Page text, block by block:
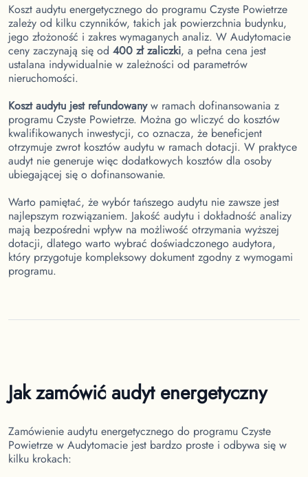
Koszt audytu energetycznego do programu Czyste Powietrze
zależy od kilku czynników, takich jak powierzchnia budynku,
jego złożoność i zakres wymaganych analiz. W Audytomacie
ceny zaczynają się od 400 zł zaliczki, a pełna cena jest
ustalana indywidualnie w zależności od parametrów
nieruchomości.
Koszt audytu jest refundowanyw ramach dofinansowania z
programu Czyste Powietrze. Można go wliczyć do kosztów
kwalifikowanych inwestycji, co oznacza, że beneficjent
otrzymuje zwrot kosztów audytu w ramach dotacji. W praktyce
audyt nie generuje więc dodatkowych kosztów dla osoby
ubiegającej się o dofinansowanie.
Warto pamiętać, że wybór tańszego audytu nie zawsze jest
najlepszym rozwiązaniem. Jakość audytu i dokładność analizy
mają bezpośredni wpływ na możliwość otrzymania wyższej
dotacji, dlatego warto wybrać doświadczonego audytora,
który przygotuje kompleksowy dokument zgodny z wymogami
programu.
Jak zamówić audyt energetyczny
Zamówienie audytu energetycznego do programu Czyste
Powietrze w Audytomacie jest bardzo proste i odbywa się w
kilku krokach: